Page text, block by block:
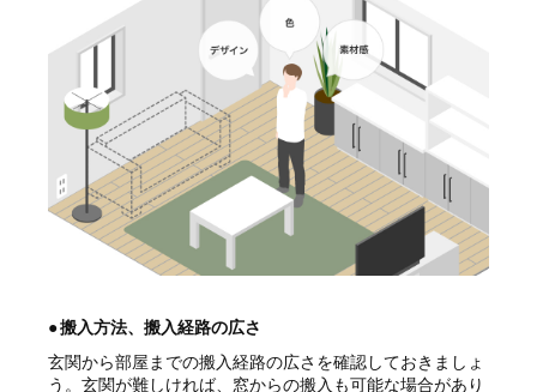
●搬入方法、搬入経路の広さ
玄関から部屋までの搬入経路の広さを確認しておきましょ
う。玄関が難しければ、窓からの搬入も可能な場合があり